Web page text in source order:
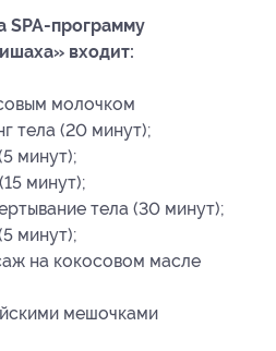
SPA-программу
входит:
молочком
тела (20 минут);
минут);
минут);
тела (30 минут);
минут);
на кокосовом масле
мешочками